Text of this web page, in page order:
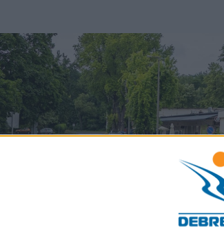
bővült a Déli
Övezet,
a KKV Park-
debreceni
KKV Park
50 százalékkal